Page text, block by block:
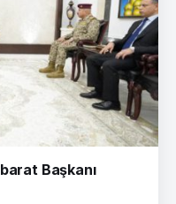
Başkanı